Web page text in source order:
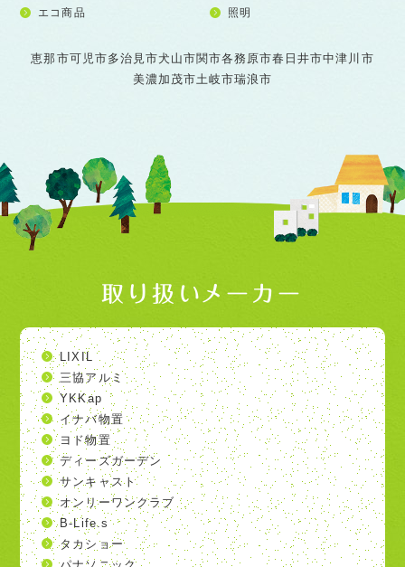
エコ商品
照明
恵那市可児市多治見市犬山市関市各務原市春日井市中津川市
美濃加茂市土岐市瑞浪市
取り扱いメーカー
LIXIL
三協アルミ
YKKap
イナバ物置
ヨド物置
ディーズガーデン
サンキャスト
オンリーワンクラブ
B-Life.s
タカショー